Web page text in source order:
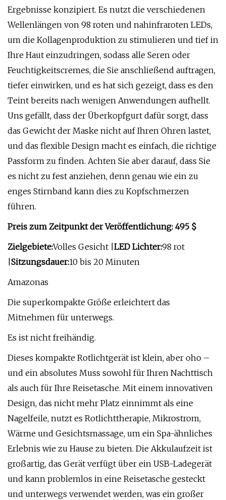
Ergebnisse konzipiert. Es nutzt die verschiedenen
Wellenlängen von 98 roten und nahinfraroten LEDs,
um die Kollagenproduktion zu stimulieren und tief in
Ihre Haut einzudringen, sodass alle Seren oder
Feuchtigkeitscremes, die Sie anschließend auftragen,
tiefer einwirken, und es hat sich gezeigt, dass es den
Teint bereits nach wenigen Anwendungen aufhellt.
Uns gefällt, dass der Überkopfgurt dafür sorgt, dass
das Gewicht der Maske nicht auf Ihren Ohren lastet,
und das flexible Design macht es einfach, die richtige
Passform zu finden. Achten Sie aber darauf, dass Sie
es nicht zu fest anziehen, denn genau wie ein zu
enges Stirnband kann dies zu Kopfschmerzen
führen.
Preis zum Zeitpunkt der Veröffentlichung: 495 $
Zielgebiete:Volles Gesicht | LED Lichter:98 rot
Sitzungsdauer:10 bis 20 Minuten
Amazonas
Die superkompakte Größe erleichtert das
Mitnehmen für unterwegs.
Es ist nicht freihändig.
Dieses kompakte Rotlichtgerät ist klein, aber oho –
und ein absolutes Muss sowohl für Ihren Nachttisch
als auch für Ihre Reisetasche. Mit einem innovativen
Design, das nicht mehr Platz einnimmt als eine
Nagelfeile, nutzt es Rotlichttherapie, Mikrostrom,
Wärme und Gesichtsmassage, um ein Spa-ähnliches
Erlebnis wie zu Hause zu bieten. Die Akkulaufzeit ist
großartig, das Gerät verfügt über ein USB-Ladegerät
und kann problemlos in eine Reisetasche gesteckt
und unterwegs verwendet werden, was ein großer